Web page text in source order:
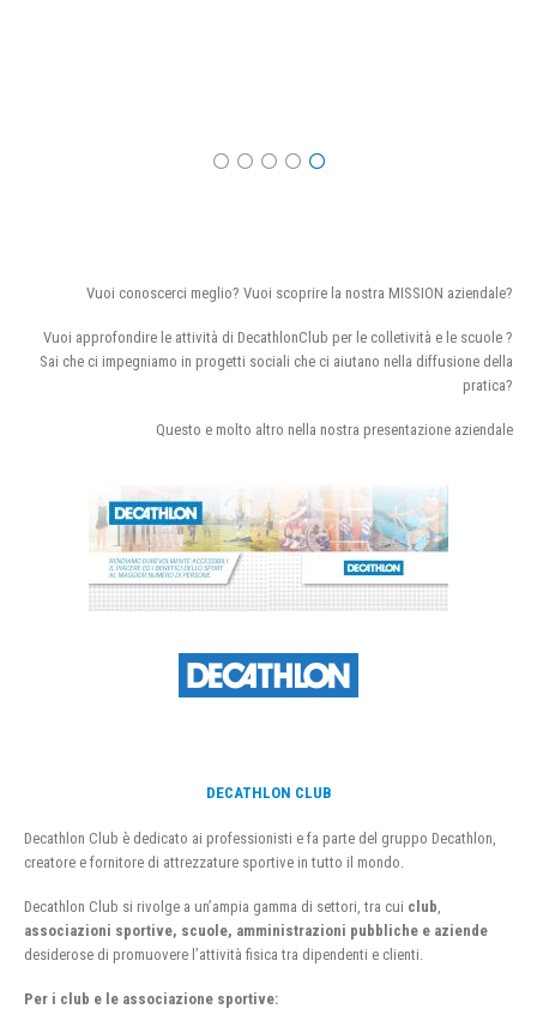
Vuoi conoscerci meglio? Vuoi scoprire la nostra MISSION aziendale?
Vuoi approfondire le attività di DecathlonClub per le colletività e le scuole ?
Sai che ci impegniamo in progetti sociali che ci aiutano nella diffusione della
pratica?
Questo e molto altro nella nostra presentazione aziendale
DECATHLON CLUB
Decathlon Club è dedicato ai professionisti e fa parte del gruppo Decathlon,
creatore e fornitore di attrezzature sportive in tutto il mondo.
Decathlon Club si rivolge a un’ampia gamma di settori, tra cui club
associazioni sportive, scuole, amministrazioni pubbliche e aziende
desiderose di promuovere l’attività fisica tra dipendenti e clienti.
Per i club e le associazione sportive: